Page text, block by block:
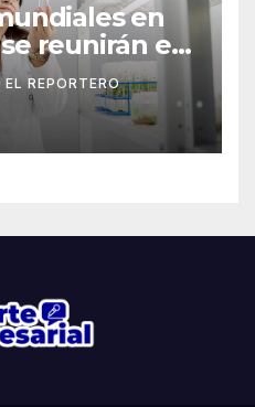
en
reunirán en
EL REPORTERO